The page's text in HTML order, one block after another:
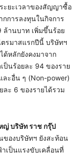
ะยะเวลาของสัญญาซื้อ
การลงทุนในกิจการ
ล้านบาท เพิ่มขึ้นร้อย
รมาสแรกปีนี้ บริษัทฯ
ด้หลักยังคงมาจาก
นร้อยละ 94 ของราย
ะอื่น ๆ (Non-power)
ะ 6 ของรายได้รวม
ญ่ บริษัท ราช กรุ๊ป
ของบริษัทฯ ยังสะท้อน
เป็นแรงขับเคลื่อนที่